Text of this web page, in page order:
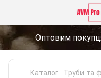
Оптовим
Каталог Труби та